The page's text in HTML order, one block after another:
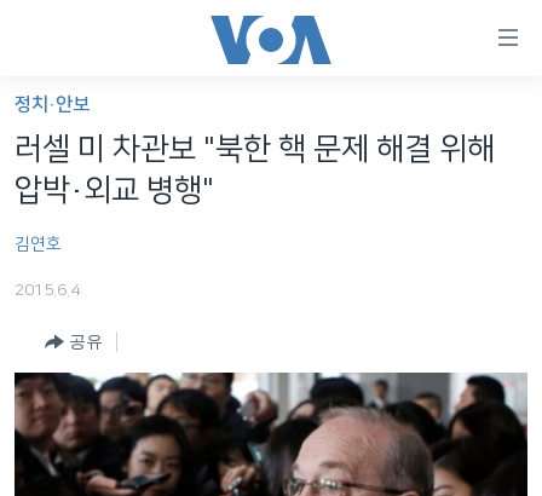
가
능
링
인
츠
로
세계
라디오
프로그램
주파수 안내
언어 선택
정치·안보
러셀 미 차관보 "북한 핵 문제 해결 위해
압박·외교 병행"
김연호
2015.6.4
공유